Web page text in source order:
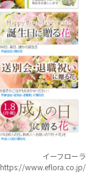
イーフローラ
https://www.eflora.co.jp/